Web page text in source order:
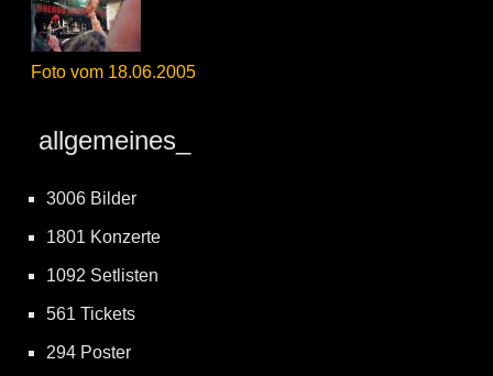
Foto vom 18.06.2005
allgemeines_
3006 Bilder
1801 Konzerte
1092 Setlisten
561 Tickets
294 Poster